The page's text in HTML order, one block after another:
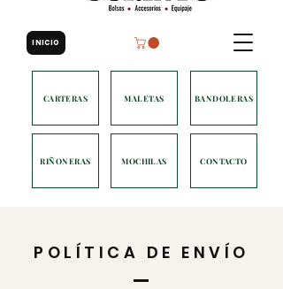
MOCHILAS
RIÑONERAS
BANDOLERAS
MALETAS
CARTERAS
CONTACTO
INICIO
POLÍTICA DE ENVÍO